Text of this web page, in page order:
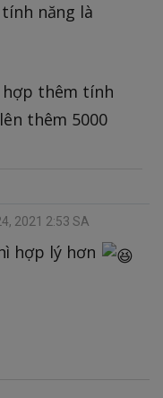
năng là
thêm tính
thêm 5000
2021 2:53 SA
hợp lý hơn